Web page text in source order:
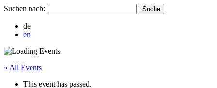
Suchen nach:
de
en
« All Events
This event has passed.